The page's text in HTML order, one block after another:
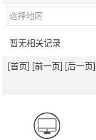
选择地区
暂无相关记录
[首页] [前一页] [后一页]